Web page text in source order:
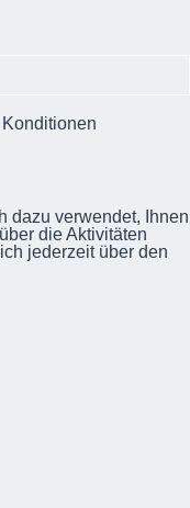
dazu verwendet, Ihnen
die Aktivitäten
jederzeit über den